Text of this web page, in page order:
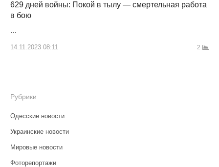
629 дней войны: Покой в тылу — смертельная работа
в бою
…
14.11.2023 08:11 2
Рубрики
Одесские новости
Украинские новости
Мировые новости
Фоторепортажи